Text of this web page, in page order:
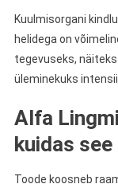
Kuulmisorgani
helidega on
tegevuseks,
üleminekuks
Alfa
kuidas
Toode koosneb